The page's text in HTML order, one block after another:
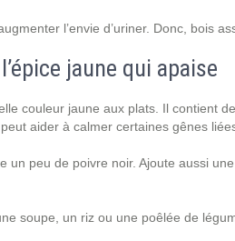
l’envie d’uriner. Donc, bois
jaune qui apaise
couleur jaune aux plats. Il contient
aider à calmer certaines gênes
un peu de poivre noir. Ajoute aussi
soupe, un riz ou une poêlée de